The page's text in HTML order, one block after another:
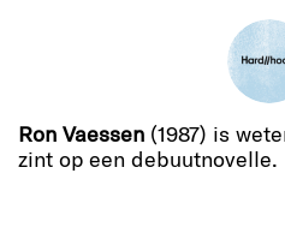
Ron Vaessen (1987) is
zint op een debuutnovelle.